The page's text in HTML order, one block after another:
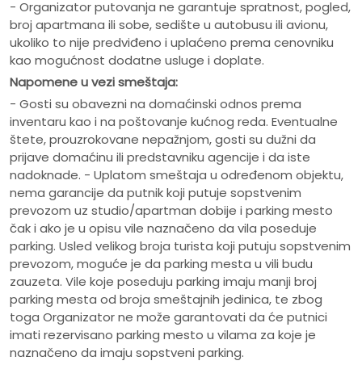
- Organizator putovanja ne garantuje spratnost, pogled,
broj apartmana ili sobe, sedište u autobusu ili avionu,
ukoliko to nije predviđeno i uplaćeno prema cenovniku
kao mogućnost dodatne usluge i doplate.
Napomene u vezi smeštaja:
- Gosti su obavezni na domaćinski odnos prema
inventaru kao i na poštovanje kućnog reda. Eventualne
štete, prouzrokovane nepažnjom, gosti su dužni da
prijave domaćinu ili predstavniku agencije i da iste
nadoknade. - Uplatom smeštaja u određenom objektu,
nema garancije da putnik koji putuje sopstvenim
prevozom uz studio/apartman dobije i parking mesto
čak i ako je u opisu vile naznačeno da vila poseduje
parking. Usled velikog broja turista koji putuju sopstvenim
prevozom, moguće je da parking mesta u vili budu
zauzeta. Vile koje poseduju parking imaju manji broj
parking mesta od broja smeštajnih jedinica, te zbog
toga Organizator ne može garantovati da će putnici
imati rezervisano parking mesto u vilama za koje je
naznačeno da imaju sopstveni parking.